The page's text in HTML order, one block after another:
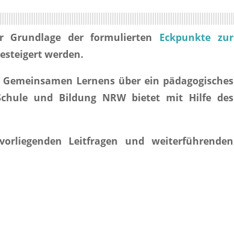
der formulierten Eckpunkte zur
werden.
Lernens über ein pädagogisches
und Bildung NRW bietet mit Hilfe des
Leitfragen und weiterführenden